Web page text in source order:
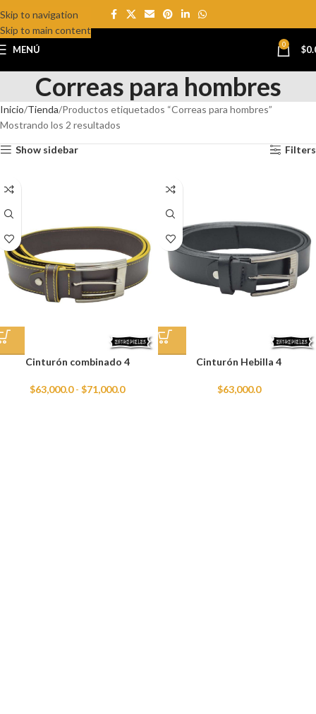
Skip to navigation
Skip to main content
MENÚ 0 $
Correas para hombres
Inicio Tienda Productos etiquetados “Correas para hombres”
Mostrando los 2 resultados
Show sidebar Filters
Cinturón combinado 4
$63,000.0 - $71,000.0
Cinturón Hebilla 4
$63,000.0